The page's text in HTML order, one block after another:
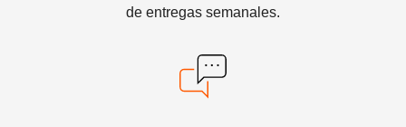
de entregas semanales.